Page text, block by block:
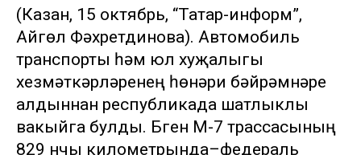
(Казан, 15 октябрь, “Татар-информ”,
Айгөл Фәхретдинова). Автомобиль
транспорты һәм юл хуҗалыгы
хезмәткәрләренең һөнәри бәйрәмнәре
алдыннан республикада шатлыклы
вакыйга булды. Бүген М-7 трассасының
829 нчы километрында–федераль